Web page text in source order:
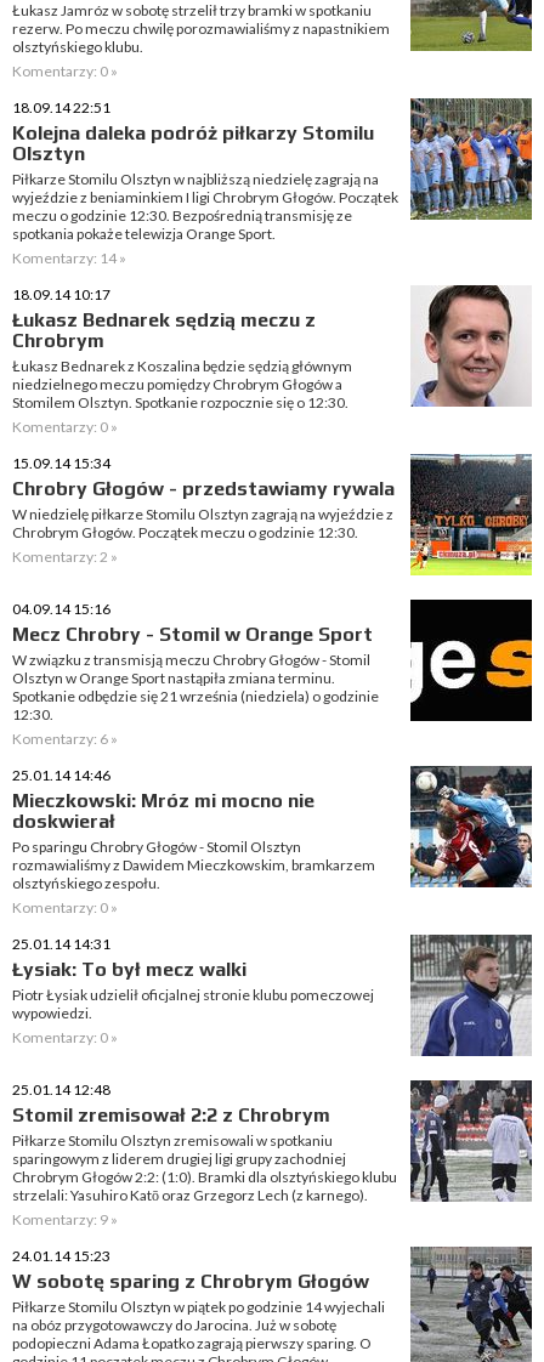
Łukasz Jamróz w sobotę strzelił trzy bramki w spotkaniu
rezerw. Po meczu chwilę porozmawialiśmy z napastnikiem
olsztyńskiego klubu.
Komentarzy: 0 »
18.09.14 22:51
Kolejna daleka podróż piłkarzy Stomilu
Olsztyn
Piłkarze Stomilu Olsztyn w najbliższą niedzielę zagrają na
wyjeździe z beniaminkiem I ligi Chrobrym Głogów. Początek
meczu o godzinie 12:30. Bezpośrednią transmisję ze
spotkania pokaże telewizja Orange Sport.
Komentarzy: 14 »
18.09.14 10:17
Łukasz Bednarek sędzią meczu z
Chrobrym
Łukasz Bednarek z Koszalina będzie sędzią głównym
niedzielnego meczu pomiędzy Chrobrym Głogów a
Stomilem Olsztyn. Spotkanie rozpocznie się o 12:30.
Komentarzy: 0 »
15.09.14 15:34
Chrobry Głogów - przedstawiamy rywala
W niedzielę piłkarze Stomilu Olsztyn zagrają na wyjeździe z
Chrobrym Głogów. Początek meczu o godzinie 12:30.
Komentarzy: 2 »
04.09.14 15:16
Mecz Chrobry - Stomil w Orange Sport
W związku z transmisją meczu Chrobry Głogów - Stomil
Olsztyn w Orange Sport nastąpiła zmiana terminu.
Spotkanie odbędzie się 21 września (niedziela) o godzinie
12:30.
Komentarzy: 6 »
25.01.14 14:46
Mieczkowski: Mróz mi mocno nie
doskwierał
Po sparingu Chrobry Głogów - Stomil Olsztyn
rozmawialiśmy z Dawidem Mieczkowskim, bramkarzem
olsztyńskiego zespołu.
Komentarzy: 0 »
25.01.14 14:31
Łysiak: To był mecz walki
Piotr Łysiak udzielił oficjalnej stronie klubu pomeczowej
wypowiedzi.
Komentarzy: 0 »
25.01.14 12:48
Stomil zremisował 2:2 z Chrobrym
Piłkarze Stomilu Olsztyn zremisowali w spotkaniu
sparingowym z liderem drugiej ligi grupy zachodniej
Chrobrym Głogów 2:2: (1:0). Bramki dla olsztyńskiego klubu
strzelali: Yasuhiro Katō oraz Grzegorz Lech (z karnego).
Komentarzy: 9 »
24.01.14 15:23
W sobotę sparing z Chrobrym Głogów
Piłkarze Stomilu Olsztyn w piątek po godzinie 14 wyjechali
na obóz przygotowawczy do Jarocina. Już w sobotę
podopieczni Adama Łopatko zagrają pierwszy sparing. O